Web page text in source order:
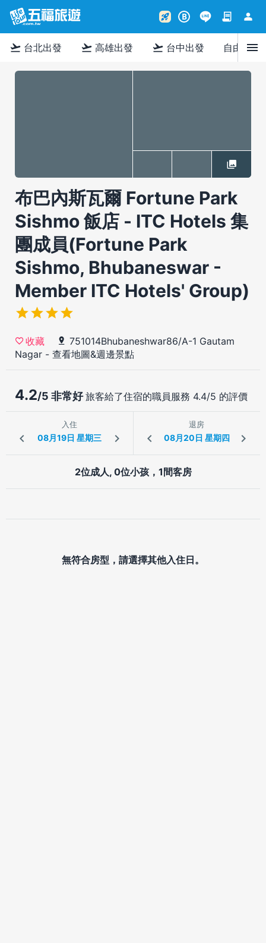
rocket_launch B contract person
flight_takeoff 台北出發 flight_takeoff 高雄出發 flight_takeoff 台中出發 自由行menu
布巴內斯瓦爾 Fortune Park
Sishmo 飯店 - ITC Hotels 集
團成員(Fortune Park
Sishmo, Bhubaneswar -
Member ITC Hotels' Group)
收藏
751014Bhubaneshwar86/A-1 Gautam
Nagar - 查看地圖&週邊景點
4.2/5 非常好旅客給了住宿的職員服務 4.4/5 的評價
入住 退房
2位成人, 0位小孩，1間客房
無符合房型，請選擇其他入住日。